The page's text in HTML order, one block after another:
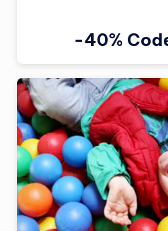
-40%